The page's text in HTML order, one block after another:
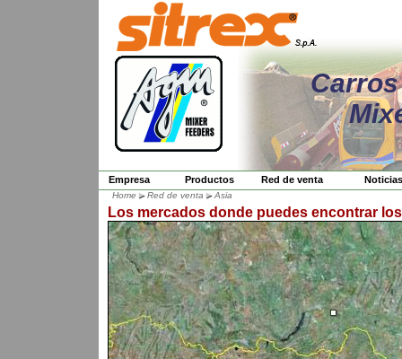
Empresa Productos Red de venta
Home Red de venta Asia
Los mercados donde puedes encontrar